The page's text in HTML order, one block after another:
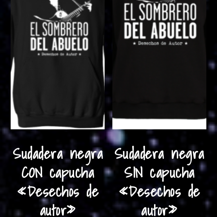
producto
Sudadera negra
CON capucha
«Desechos de
autor»
Sudadera negra
SIN capucha
«Desechos de
autor»